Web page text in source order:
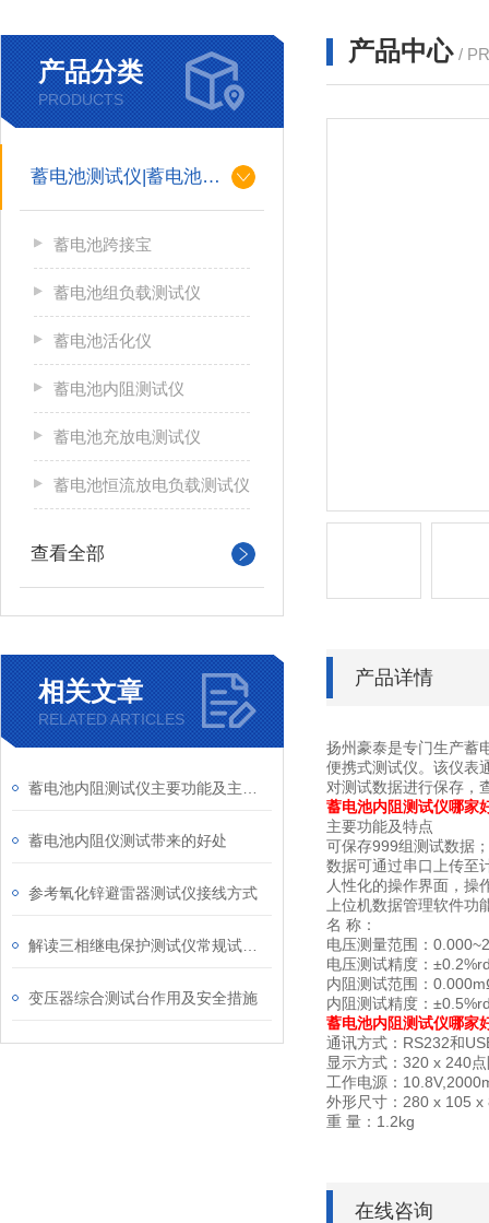
产品分类
PRODUCTS
蓄电池测试仪|蓄电池充放电测试仪
蓄电池跨接宝
蓄电池组负载测试仪
蓄电池活化仪
蓄电池内阻测试仪
蓄电池充放电测试仪
蓄电池恒流放电负载测试仪
查看全部
相关文章
RELATED ARTICLES
蓄电池内阻仪测试带来的好处
参考氧化锌避雷器测试仪接线方式
变压器综合测试台作用及安全措施
产品中心 /
产品详情
扬州豪泰是专门生产蓄
便携式测试仪。该仪表
对测试数据进行保存，
蓄电池内阻测试仪哪家
主要功能及特点
可保存999组测试数据
数据可通过串口上传至
人性化的操作界面，操
上位机数据管理软件
名 称：
电压测量范围：
电压测试精度：
内阻测试范围：
内阻测试精度：
蓄电池内阻测试仪哪家
通讯方式：RS232和
显示方式：320 x 240
工作电源：
外形尺寸：280 x 105 x
重 量：1.2kg
在线咨询